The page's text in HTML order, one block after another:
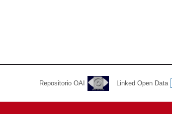
Repositorio OAI Linked Open Data